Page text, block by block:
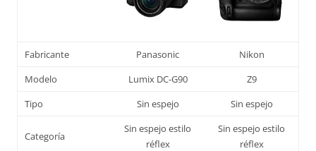
Fabricante Panasonic
Nikon
Modelo
Lumix DC-G90
Z9
Tipo
Sin espejo Sin espejo
Categoría
Sin espejo estilo
réflex
Sin espejo estilo
réflex